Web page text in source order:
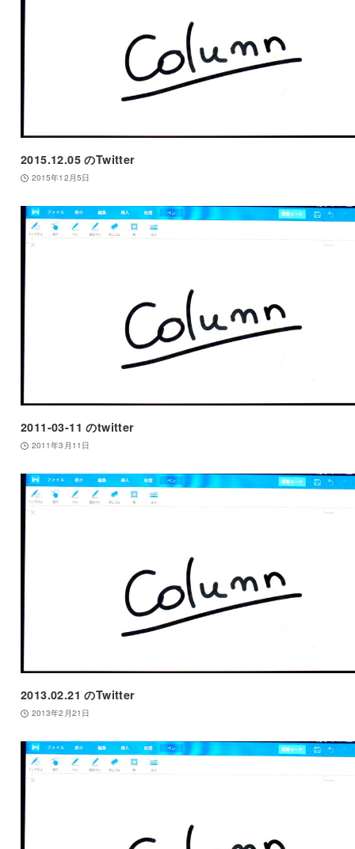
2015.12.05 のTwitter
2015年12月5日
2011-03-11 のtwitter
2011年3月11日
2013.02.21 のTwitter
2013年2月21日